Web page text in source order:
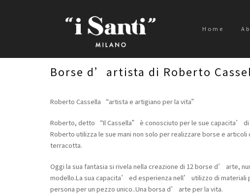
Home
Borse d’artista di Roberto
Roberto Cassella “artista e artigiano per la vita”
Roberto, detto “Il Cassella” è conosciuto per le sue capacita’
Roberto utilizza le sue mani non solo per realizzare borse e
terracotta.
Oggi la sua fantasia si rivela nella creazione di 12 borse d’ arte,
modello.La sua capacita’ ed esperienza nell’ utilizzo di
persona per un pezzo unico..Una borsa d’ arte per la vita.